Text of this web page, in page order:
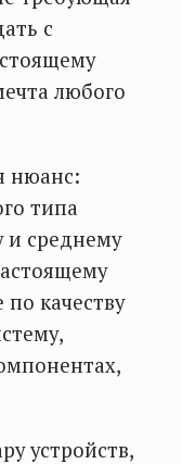
с
любого
нюанс:
типа
среднему
качеству
устройств,